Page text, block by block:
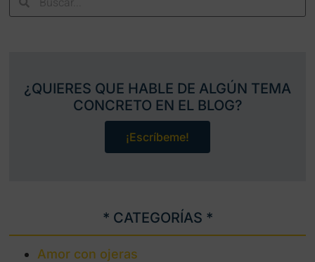
¿QUIERES QUE HABLE DE ALGÚN TEMA
CONCRETO EN EL BLOG?
¡Escríbeme!
* CATEGORÍAS *
Amor con ojeras